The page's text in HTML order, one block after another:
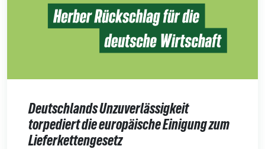
Deutschlands Unzuverlässigkeit
torpediert die europäische Einigung zum
Lieferkettengesetz